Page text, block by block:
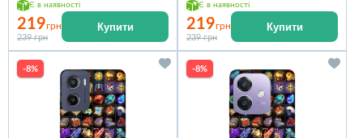
Є в наявності
219грн
239 грн
Купити
Є в наявності
219грн
239 грн
Купити
-8% -8%